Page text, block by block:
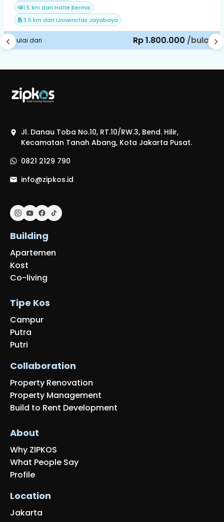
1.5 km dari Halte Bermis
3.5 km dari Universitas Jayabaya
mulai dari Rp 1.800.000 /bulan
Jl. Danau Toba No.10, RT.10/RW.3, Bend. Hilir,
Kecamatan Tanah Abang, Kota Jakarta Pusat.
0821 2129 790
info@zipkos.id
Building
Apartemen
Kost
Co-living
Tipe Kos
Campur
Putra
Putri
Collaboration
Property Renovation
Property Management
Build to Rent Development
About
Why ZIPKOS
What People Say
Profile
Location
Jakarta